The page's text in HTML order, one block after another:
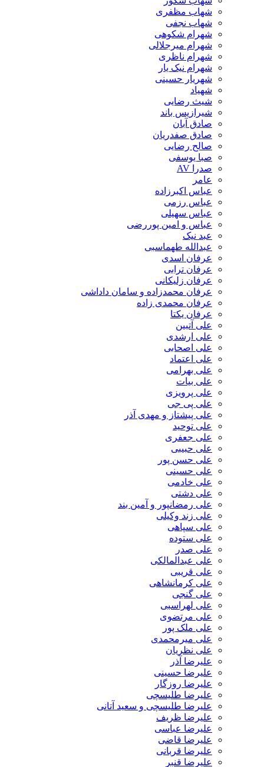
شهاب مظفری
شهاب نجفی
شهرام شکوهی
شهرام میرجلالی
شهرام ناظری
شهرام نیک یار
شهریار حسینی
شهیاد
شیث رضایی
شیرازیس باند
صادق آبان
صادق صفدریان
صالح رضایی
صبا یوسفی
صدرا AV
عامر
عباس اکبرزاده
عباس رزمی
عباس سهیلی
عباس و امین پوررضی
عبد نیک
عبدالله طهماسبی‎
عرفان اسدی
عرفان ترابی
عرفان زلیکانی
عرفان محمدزاده و سامان داداشی
عرفان محمدی زاده
عرفان یکتا
علی آتبین
علی ارشدی
علی اصحابی
علی اعتماد
علی بهرامی
علی بیات
علی پرویزی
علی پی جی
علی پیشتاز و مهدی آذر
علی توحید
علی جعفری
علی حبیبی
علی حسن پور
علی حسینی
علی خادمی
علی دشتی
علی رمضانپور و آمین بند
علی زند وکیلی
علی سپاهی
علی ستوده
علی صدر
علی عبدالمالکی
علی قریبی
علی کرمانشاهی
علی گنجی
علی لهراسبی
علی مرتضوی
علی ملک پور
علی میرمحمدی
علی نظریان
علیرضا آذر
علیرضا حسینی
علیرضا روزگار
علیرضا طلیسچی
علیرضا طلیسچی و سعید آتانی
علیرضا ظریف
علیرضا عباسی
علیرضا قاضی
علیرضا قربانی
علیرضا قنبر